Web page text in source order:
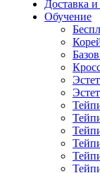
Доставка и
Обучение